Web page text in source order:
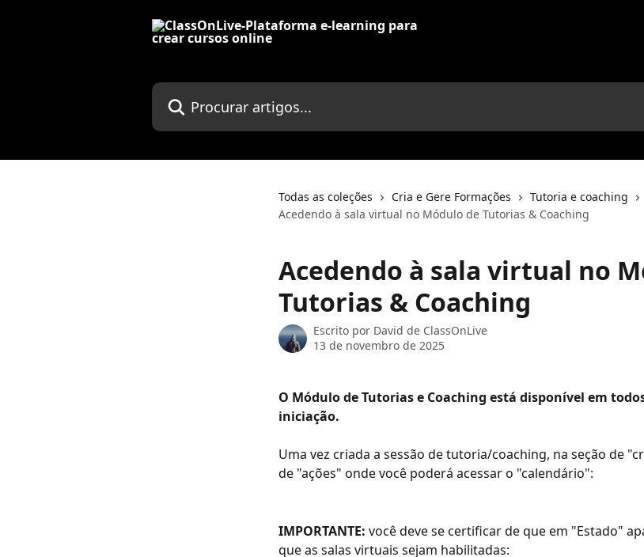
Procurar artigos...
Todas as coleções Cria e Gere Formações
Tutoria e coaching
Acedendo à sala virtual no Módulo de Tutorias & Coaching
Acedendo à sala virtual no
Tutorias & Coaching
Escrito por David de ClassOnLive
13 de novembro de 2025
O Módulo de Tutorias e Coaching está disponível em
iniciação.
Uma vez criada a sessão de tutoria/coaching, na seção de
de "ações" onde você poderá acessar o "calendário":
IMPORTANTE: você deve se certificar de que em "Estado"
que as salas virtuais sejam habilitadas: